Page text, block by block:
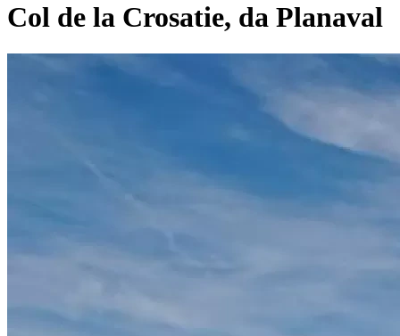
Col de la Crosatie, da Planaval